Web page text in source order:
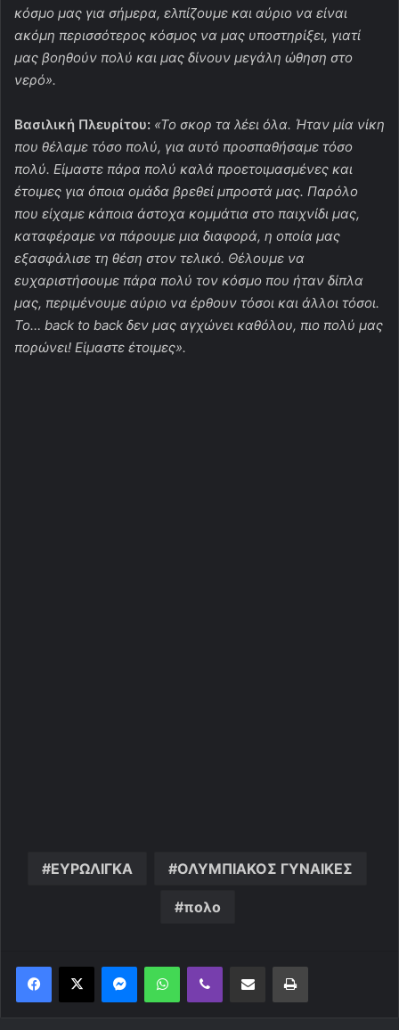
κόσμο μας για σήμερα, ελπίζουμε και αύριο να είναι
ακόμη περισσότερος κόσμος να μας υποστηρίξει, γιατί
μας βοηθούν πολύ και μας δίνουν μεγάλη ώθηση στο
νερό».
Βασιλική Πλευρίτου: «Το σκορ τα λέει όλα. Ήταν μία νίκη
που θέλαμε τόσο πολύ, για αυτό προσπαθήσαμε τόσο
πολύ. Είμαστε πάρα πολύ καλά προετοιμασμένες και
έτοιμες για όποια ομάδα βρεθεί μπροστά μας. Παρόλο
που είχαμε κάποια άστοχα κομμάτια στο παιχνίδι μας,
καταφέραμε να πάρουμε μια διαφορά, η οποία μας
εξασφάλισε τη θέση στον τελικό. Θέλουμε να
ευχαριστήσουμε πάρα πολύ τον κόσμο που ήταν δίπλα
μας, περιμένουμε αύριο να έρθουν τόσοι και άλλοι τόσοι.
Το… back to back δεν μας αγχώνει καθόλου, πιο πολύ μας
πορώνει! Είμαστε έτοιμες».
ΕΥΡΩΛΙΓΚΑ ΟΛΥΜΠΙΑΚΟΣ ΓΥΝΑΙΚΕΣ
πολο
MessengerWhatsAppViber Κοινοποίηση μέσω ηλεκτρονικού ταχυδρομείουΕκτύπωση